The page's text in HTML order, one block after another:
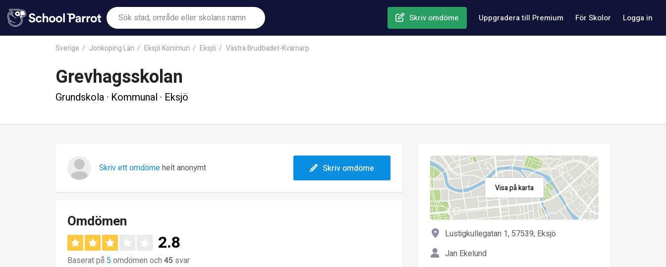
Skriv omdöme Uppgradera till Premium För Skolor Logga in
Sverige Jonkoping Län Eksjö Kommun Eksjö Västra Brudbadet-Kvarnarp
Grevhagsskolan
Grundskola · Kommunal · Eksjö
Skriv ett omdömehelt anonymt Skriv omdöme
Omdömen
2.8
Baserat på 5omdömen och 45 svar
Visa på karta
Lustigkullegatan 1, 57539, Eksjö
Jan Ekelund